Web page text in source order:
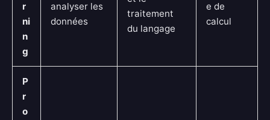
r
ni
n
g
analyser les
données
traitement
du langage
e de
calcul
P
r
o